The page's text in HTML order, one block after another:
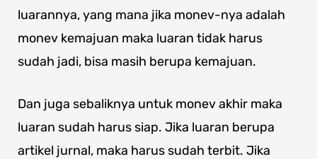
luarannya, yang mana jika monev-nya adalah
monev kemajuan maka luaran tidak harus
sudah jadi, bisa masih berupa kemajuan.
Dan juga sebaliknya untuk monev akhir maka
luaran sudah harus siap. Jika luaran berupa
artikel jurnal, maka harus sudah terbit. Jika